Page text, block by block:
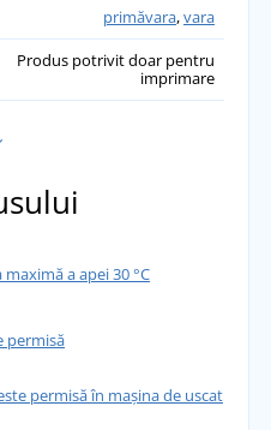
primăvara,vara
Produs potrivit doar pentru
imprimare
a apei 30 °C
permisă
permisă în mașina de uscat